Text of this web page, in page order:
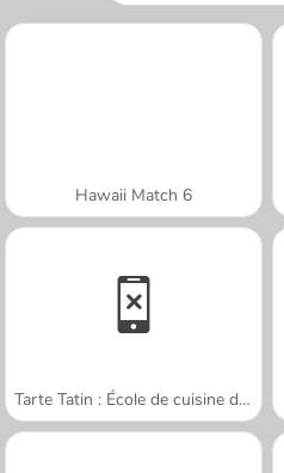
Hawaii Match 6
Tarte Tatin : École de cuisine de Sara